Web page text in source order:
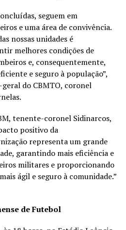
seguem em
e uma área de convivência.
nossas unidades é
melhores condições de
e, consequentemente,
e seguro à população”,
do CBMTO, coronel
tenente-coronel Sidinarcos,
positivo da
representa um grande
garantindo mais eficiência e
militares e proporcionando
ágil e seguro à comunidade.”
de Futebol